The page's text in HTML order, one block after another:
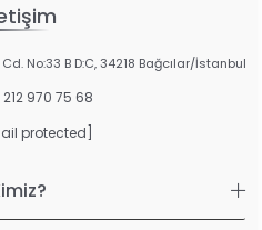
No:33 B D:C, 34218 Bağcılar/İstanbul
970 75 68
protected]